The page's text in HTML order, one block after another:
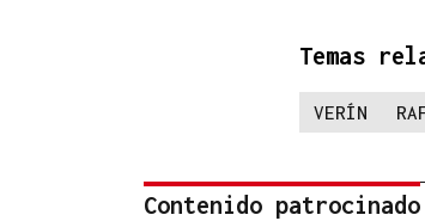
Temas
VERÍN
Contenido patrocinado